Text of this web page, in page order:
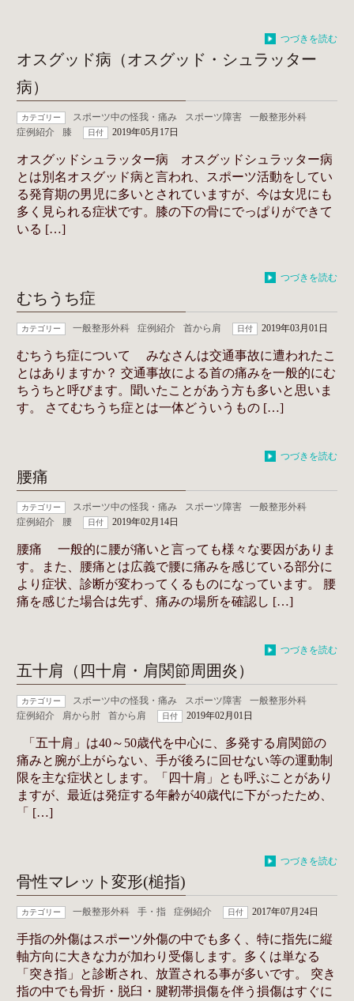
つづきを読む
オスグッド病（オスグッド・シュラッター
病）
カテゴリー スポーツ中の怪我・痛み スポーツ障害
一般整形外科
症例紹介
膝 日付 2019年05月17日
オスグッドシュラッター病 オスグッドシュラッター病
とは別名オスグッド病と言われ、スポーツ活動をしてい
る発育期の男児に多いとされていますが、今は女児にも
多く見られる症状です。膝の下の骨にでっぱりができて
いる […]
つづきを読む
むちうち症
カテゴリー 一般整形外科 症例紹介 首から肩 日付 2019年03月01日
むちうち症について みなさんは交通事故に遭われたこ
とはありますか？ 交通事故による首の痛みを一般的にむ
ちうちと呼びます。聞いたことがあう方も多いと思いま
す。 さてむちうち症とは一体どういうもの […]
つづきを読む
腰痛
カテゴリー スポーツ中の怪我・痛み スポーツ障害
一般整形外科
症例紹介
腰 日付 2019年02月14日
腰痛 一般的に腰が痛いと言っても様々な要因がありま
す。また、腰痛とは広義で腰に痛みを感じている部分に
より症状、診断が変わってくるものになっています。 腰
痛を感じた場合は先ず、痛みの場所を確認し […]
つづきを読む
五十肩（四十肩・肩関節周囲炎）
カテゴリー スポーツ中の怪我・痛み スポーツ障害
一般整形外科
症例紹介
肩から肘 首から肩 日付 2019年02月01日
「五十肩」は40～50歳代を中心に、多発する肩関節の
痛みと腕が上がらない、手が後ろに回せない等の運動制
限を主な症状とします。「四十肩」とも呼ぶことがあり
ますが、最近は発症する年齢が40歳代に下がったため、
「 […]
つづきを読む
骨性マレット変形(槌指)
カテゴリー 一般整形外科 手・指 症例紹介 日付 2017年07月24日
手指の外傷はスポーツ外傷の中でも多く、特に指先に縦
軸方向に大きな力が加わり受傷します。多くは単なる
「突き指」と診断され、放置される事が多いです。 突き
指の中でも骨折・脱臼・腱靭帯損傷を伴う損傷はすぐに